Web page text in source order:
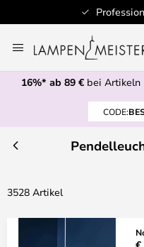
Inhalt
springen
16%* ab 89 € bei Artikeln
CODE:
3528 Artikel